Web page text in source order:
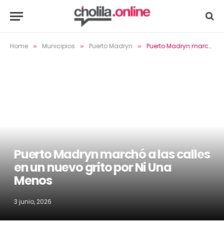
Home » Municipios » Puerto Madryn » Puerto Madryn marchó a las calles en un nuevo grito por Ni Una Menos
Puerto Madryn marchó a las calles
en un nuevo grito por Ni Una
Menos
3 junio, 2026